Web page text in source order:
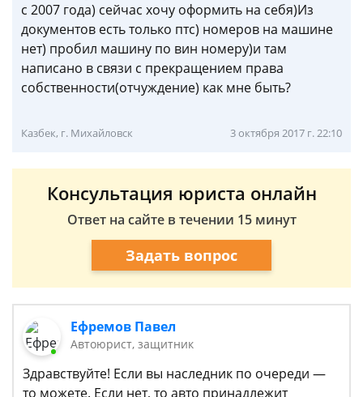
с 2007 года) сейчас хочу оформить на себя)Из
документов есть только птс) номеров на машине
нет) пробил машину по вин номеру)и там
написано в связи с прекращением права
собственности(отчуждение) как мне быть?
Казбек, г. Михайловск 3 октября 2017 г. 22:10
Консультация юриста онлайн
Ответ на сайте в течении 15 минут
Задать вопрос
Ефремов Павел
Автоюрист, защитник
Здравствуйте! Если вы наследник по очереди —
то можете. Если нет, то авто принадлежит